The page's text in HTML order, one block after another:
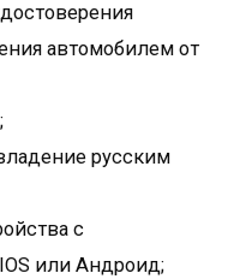
автомобилем от
русским
с
или Андроид;